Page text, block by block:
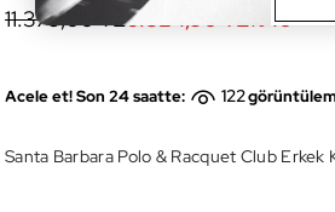
11.379,00 TL6.824,90 TL% 40
Acele et! Son 24 saatte: 122
Santa Barbara Polo & Racquet Club Erkek